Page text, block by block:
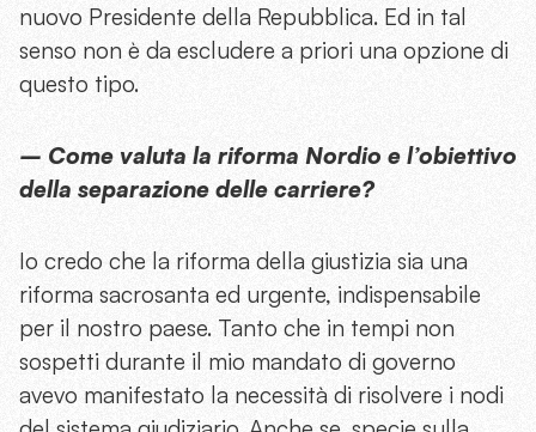
nuovo Presidente della Repubblica. Ed in tal
senso non è da escludere a priori una opzione di
questo tipo.
– Come valuta la riforma Nordio e l’obiettivo
della separazione delle carriere?
Io credo che la riforma della giustizia sia una
riforma sacrosanta ed urgente, indispensabile
per il nostro paese. Tanto che in tempi non
sospetti durante il mio mandato di governo
avevo manifestato la necessità di risolvere i nodi